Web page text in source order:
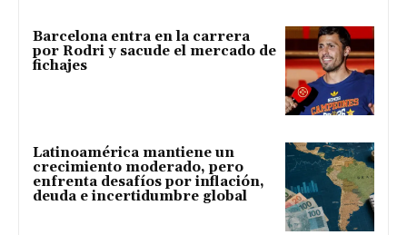
Barcelona entra en la carrera
por Rodri y sacude el mercado de
fichajes
Latinoamérica mantiene un
crecimiento moderado, pero
enfrenta desafíos por inflación,
deuda e incertidumbre global